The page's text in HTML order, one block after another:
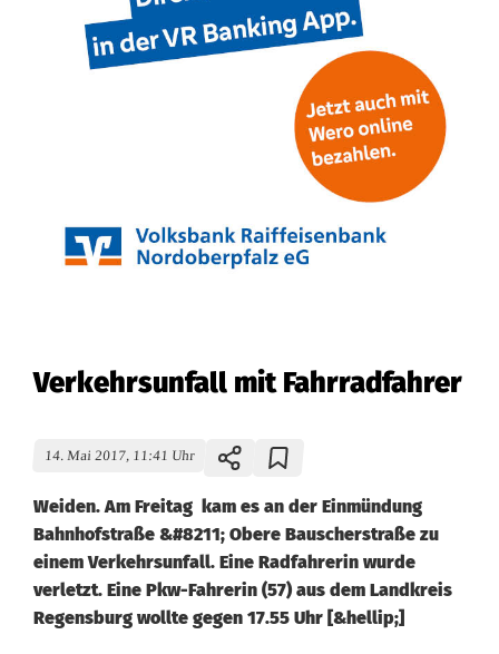
Verkehrsunfall mit Fahrradfahrer
14. Mai 2017, 11:41 Uhr
Weiden. Am Freitag kam es an der Einmündung
Bahnhofstraße &#8211; Obere Bauscherstraße zu
einem Verkehrsunfall. Eine Radfahrerin wurde
verletzt. Eine Pkw-Fahrerin (57) aus dem Landkreis
Regensburg wollte gegen 17.55 Uhr [&hellip;]